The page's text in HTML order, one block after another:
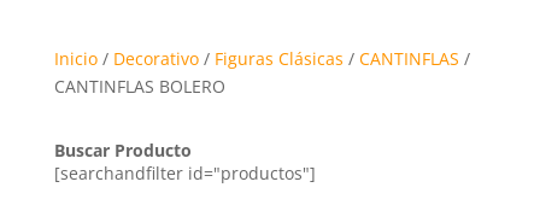
Inicio/ Decorativo/ Figuras Clásicas / CANTINFLAS /
CANTINFLAS BOLERO
Buscar Producto
[searchandfilter id="productos"]